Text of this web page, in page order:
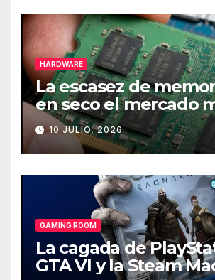
HARDWARE
La escasez de
en seco el mercado
de PCs
10 JULIO, 2026
GAMING ROOM
La cagada de
GTA VI y la Steam